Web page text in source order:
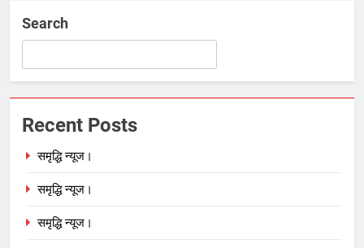
Search
Recent Posts
समृद्धि न्यूज।
समृद्धि न्यूज।
समृद्धि न्यूज।